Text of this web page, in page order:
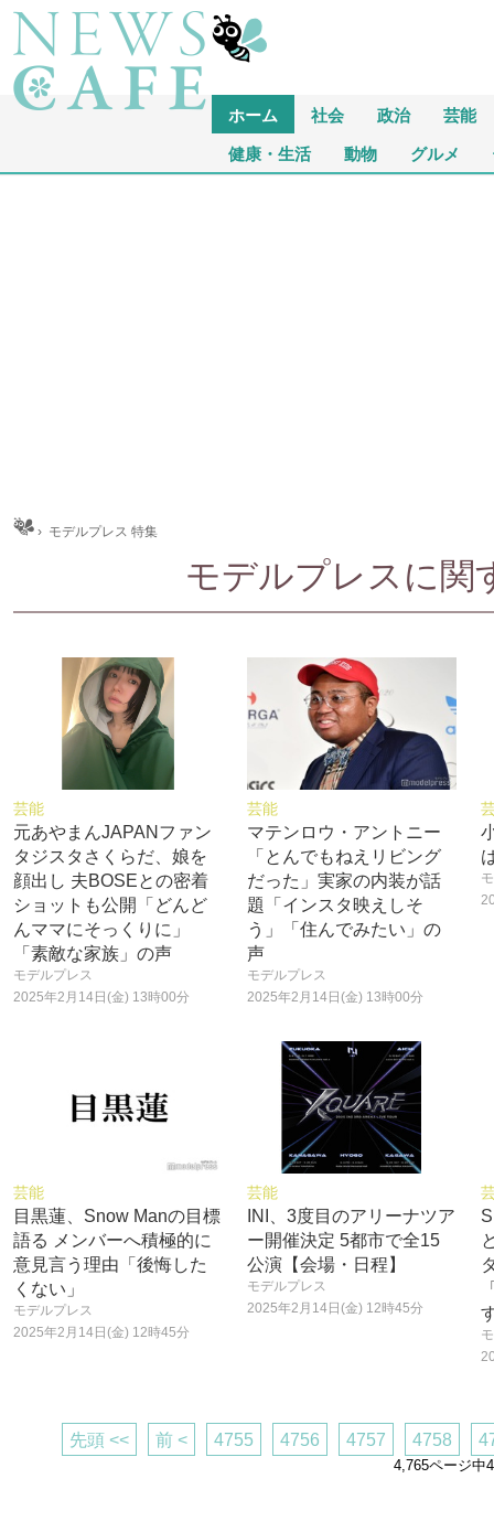
ホーム 社会 政治 芸能
健康・生活 動物 グルメ
› モデルプレス 特集
モデルプレスに関
芸能
元あやまんJAPANファン
タジスタさくらだ、娘を
顔出し 夫BOSEとの密着
ショットも公開「どんど
んママにそっくりに」
「素敵な家族」の声
モデルプレス
2025年2月14日(金) 13時00分
芸能
マテンロウ・アントニー
「とんでもねえリビング
だった」実家の内装が話
題「インスタ映えしそ
う」「住んでみたい」の
声
モデルプレス
2025年2月14日(金) 13時00分
芸能
目黒蓮、Snow Manの目標
語る メンバーへ積極的に
意見言う理由「後悔した
くない」
モデルプレス
2025年2月14日(金) 12時45分
芸能
INI、3度目のアリーナツア
ー開催決定 5都市で全15
公演【会場・日程】
モデルプレス
2025年2月14日(金) 12時45分
先頭 << 前 < 4755 4756 4757 4758
4,765ページ中